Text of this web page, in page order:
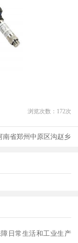
浏览次数： 172次
南省郑州中原区沟赵乡
日常生活和工业生产